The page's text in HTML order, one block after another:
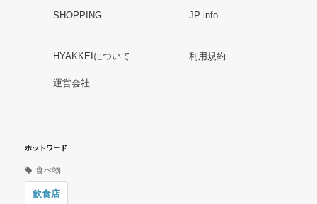
SHOPPING JP info
HYAKKEIについて 利用規約
運営会社
ホットワード
食べ物
飲食店